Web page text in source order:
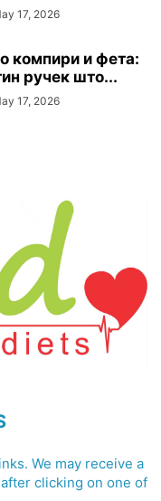
17, 2026
компири и фета:
ручек што...
17, 2026
We may receive a
clicking on one of